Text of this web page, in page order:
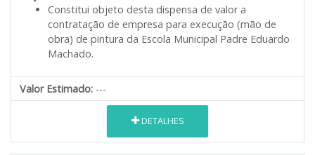
Constitui objeto desta dispensa de valor a
contratação de empresa para execução (mão de
obra) de pintura da Escola Municipal Padre Eduardo
Machado.
Valor Estimado: ---
DETALHES